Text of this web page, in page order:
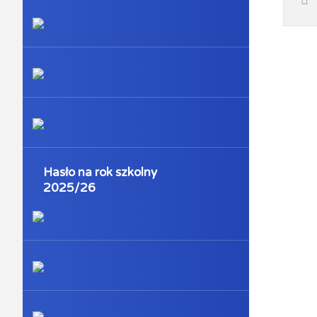
Hasło na rok szkolny
2025/26